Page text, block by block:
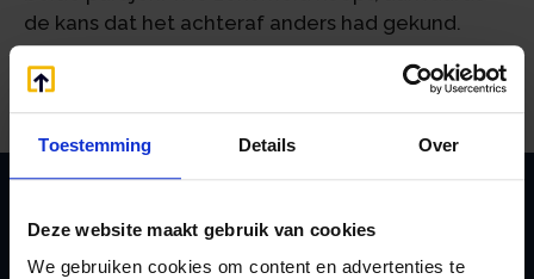
Toestemming Details Over
Deze website maakt gebruik van cookies
We gebruiken cookies om content en advertenties te
de kans dat het achteraf anders had gekund.
Bron:Gerechtshof ‘s-Hertogenbosch | jurisprudentie |
ECLI:NL:GHSHE:2026:805 | 24-03-2026